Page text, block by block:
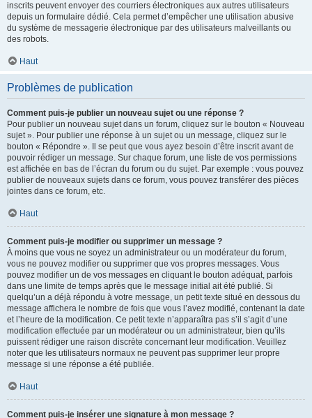
inscrits peuvent envoyer des courriers électroniques aux autres utilisateurs
depuis un formulaire dédié. Cela permet d’empêcher une utilisation abusive
du système de messagerie électronique par des utilisateurs malveillants ou
des robots.
Haut
Problèmes de publication
Comment puis-je publier un nouveau sujet ou une réponse ?
Pour publier un nouveau sujet dans un forum, cliquez sur le bouton « Nouveau
sujet ». Pour publier une réponse à un sujet ou un message, cliquez sur le
bouton « Répondre ». Il se peut que vous ayez besoin d’être inscrit avant de
pouvoir rédiger un message. Sur chaque forum, une liste de vos permissions
est affichée en bas de l’écran du forum ou du sujet. Par exemple : vous pouvez
publier de nouveaux sujets dans ce forum, vous pouvez transférer des pièces
jointes dans ce forum, etc.
Haut
Comment puis-je modifier ou supprimer un message ?
À moins que vous ne soyez un administrateur ou un modérateur du forum,
vous ne pouvez modifier ou supprimer que vos propres messages. Vous
pouvez modifier un de vos messages en cliquant le bouton adéquat, parfois
dans une limite de temps après que le message initial ait été publié. Si
quelqu’un a déjà répondu à votre message, un petit texte situé en dessous du
message affichera le nombre de fois que vous l’avez modifié, contenant la date
et l’heure de la modification. Ce petit texte n’apparaîtra pas s’il s’agit d’une
modification effectuée par un modérateur ou un administrateur, bien qu’ils
puissent rédiger une raison discrète concernant leur modification. Veuillez
noter que les utilisateurs normaux ne peuvent pas supprimer leur propre
message si une réponse a été publiée.
Haut
Comment puis-je insérer une signature à mon message ?